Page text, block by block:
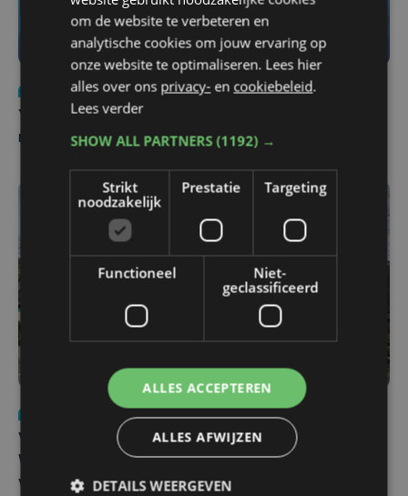
Nieuws
do 6 augustus | 21:30
Yaro (19), slachtoffer van vechtpartij, is na
maandenlange coma overleden
wo 5 augustus | 11:57
Vier Oostendse gynaecologen versterken dienst in AZ
West, dat ook een nieuwe voltijdse gynaecoloog
verwelkomt
om de website te verbeteren en
analytische cookies om jouw ervaring op
onze website te optimaliseren. Lees hier
alles over ons privacy- en cookiebeleid.
Lees verder
SHOW ALL PARTNERS(1192) →
Strikt
noodzakelijk
Prestatie Targeting
Functioneel
Niet-
geclassificeerd
ALLES ACCEPTEREN
ALLES AFWIJZEN
DETAILS WEERGEVEN